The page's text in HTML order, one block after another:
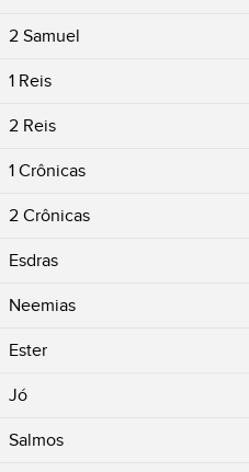
2 Samuel
1 Reis
2 Reis
1 Crônicas
2 Crônicas
Esdras
Neemias
Ester
Jó
Salmos